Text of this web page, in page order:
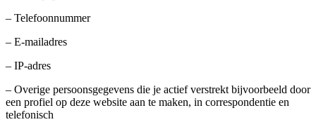
– Telefoonnummer
– E-mailadres
– IP-adres
– Overige persoonsgegevens die je actief verstrekt bijvoorbeeld door
een profiel op deze website aan te maken, in correspondentie en
telefonisch